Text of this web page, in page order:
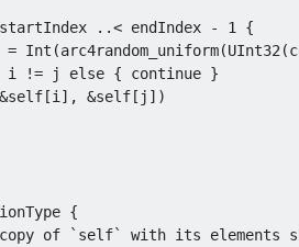
startIndex ..< endIndex - 1
{
= Int (arc4random uniform(UInt32 (
i != j else { continue }
self[i ], &self[ j ])
{